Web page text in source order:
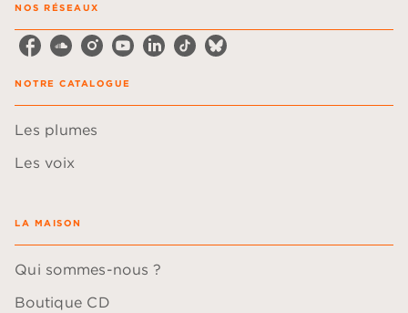
NOS RÉSEAUX
NOTRE CATALOGUE
Les plumes
Les voix
LA MAISON
Qui sommes-nous ?
Boutique CD